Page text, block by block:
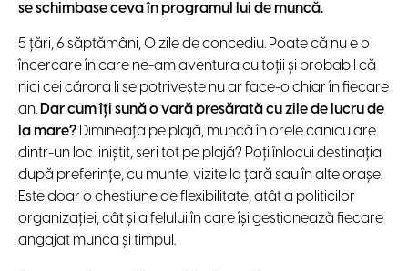
se schimbase ceva în programul lui de muncă.
5 ţări, 6 săptămâni, 0 zile de concediu. Poate că nu e o
încercare în care ne-am aventura cu toţii şi probabil că
nici cei cărora li se potriveşte nu ar face-o chiar în fiecare
an. Dar cum îţi sună o vară presărată cu zile de lucru de
la mare? Dimineaţa pe plajă, muncă în orele caniculare
dintr-un loc liniştit, seri tot pe plajă? Poţi înlocui destinaţia
după preferinţe, cu munte, vizite la ţară sau în alte oraşe.
Este doar o chestiune de flexibilitate, atât a politicilor
organizaţiei, cât şi a felului în care îşi gestionează fiecare
angajat munca şi timpul.